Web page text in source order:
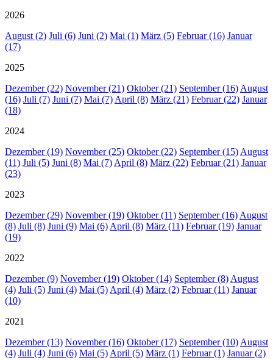
2026
August (2) Juli (6) Juni (2) Mai (1) März (5) Februar (16) Januar
(17)
2025
Dezember (22) November (21) Oktober (21) September (16) August
(16) Juli (7) Juni (7) Mai (7) April (8) März (21) Februar (22) Januar
(18)
2024
Dezember (19) November (25) Oktober (22) September (15) August
(11) Juli (5) Juni (8) Mai (7) April (8) März (22) Februar (21) Januar
(23)
2023
Dezember (29) November (19) Oktober (11) September (16) August
(8) Juli (8) Juni (9) Mai (6) April (8) März (11) Februar (19) Januar
(19)
2022
Dezember (9) November (19) Oktober (14) September (8) August
(4) Juli (5) Juni (4) Mai (5) April (4) März (2) Februar (11) Januar
(10)
2021
Dezember (13) November (16) Oktober (17) September (10) August
(4) Juli (4) Juni (6) Mai (5) April (5) März (1) Februar (1) Januar (2)